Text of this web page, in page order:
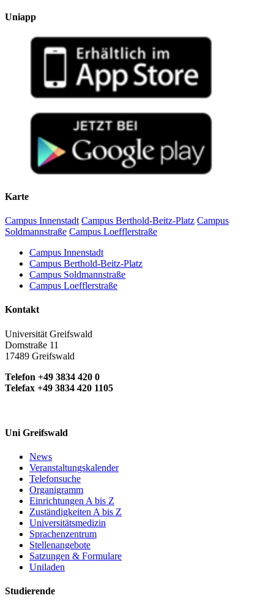
Uniapp
Karte
Campus Innenstadt Campus Berthold-Beitz-Platz Campus
Soldmannstraße Campus Loefflerstraße
Campus Innenstadt
Campus Berthold-Beitz-Platz
Campus Soldmannstraße
Campus Loefflerstraße
Kontakt
Universität Greifswald
Domstraße 11
17489 Greifswald
Telefon +49 3834 420 0
Telefax +49 3834 420 1105
Uni Greifswald
News
Veranstaltungskalender
Telefonsuche
Organigramm
Einrichtungen A bis Z
Zuständigkeiten A bis Z
Universitätsmedizin
Sprachenzentrum
Stellenangebote
Satzungen & Formulare
Uniladen
Studierende